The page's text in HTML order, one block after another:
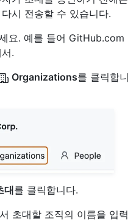
시 전송할 수 있습니다.
요. 예를 들어 GitHub.com
.
Organizations를 클릭합니
대를 클릭합니다.
초대할 조직의 이름을 입력